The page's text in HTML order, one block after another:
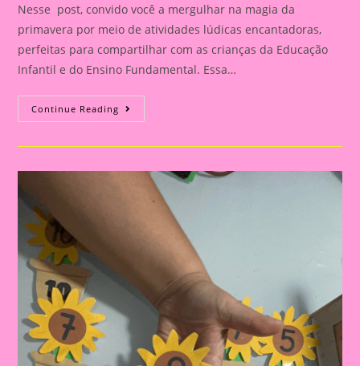
Nesse post, convido você a mergulhar na magia da
primavera por meio de atividades lúdicas encantadoras,
perfeitas para compartilhar com as crianças da Educação
Infantil e do Ensino Fundamental. Essa…
Continue Reading Atividades
Lúdicas
O
Para
Educação
Infantil
Ensino
Fundamental